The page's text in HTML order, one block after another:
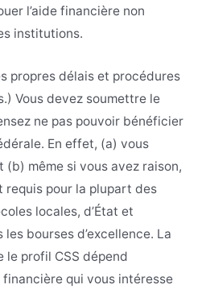
l’aide financière non
institutions.
propres délais et procédures
Vous devez soumettre le
ne pas pouvoir bénéficier
En effet, (a) vous
(b) même si vous avez raison,
requis pour la plupart des
locales, d’État et
bourses d’excellence. La
le profil CSS dépend
financière qui vous intéresse